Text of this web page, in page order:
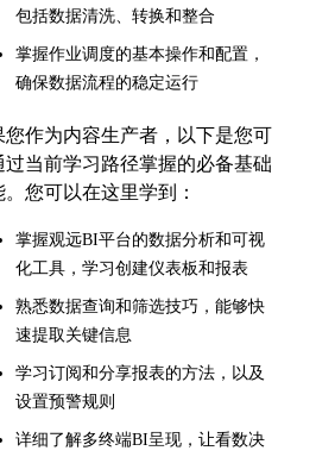
包括数据清洗、转换和整合
掌握作业调度的基本操作和配置，
确保数据流程的稳定运行
您作为内容生产者，以下是您可
过当前学习路径掌握的必备基础
。您可以在这里学到：
掌握观远BI平台的数据分析和可视
化工具，学习创建仪表板和报表
熟悉数据查询和筛选技巧，能够快
速提取关键信息
学习订阅和分享报表的方法，以及
设置预警规则
详细了解多终端BI呈现，让看数决